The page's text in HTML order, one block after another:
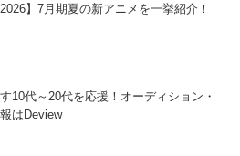
2026】7月期夏の新アニメを一挙紹介！
10代～20代を応援！オーディション・
はDeview